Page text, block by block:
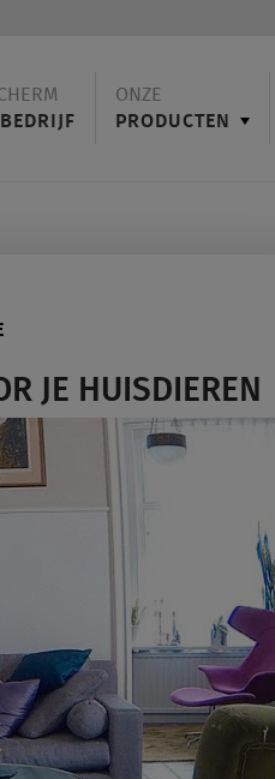
PRODUCTEN
ONZE
JE HUISDIEREN